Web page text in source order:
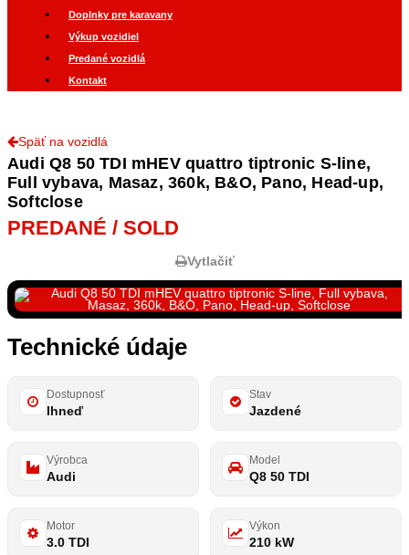
Doplnky pre karavany
Výkup vozidiel
Predané vozidlá
Kontakt
Späť na vozidlá
Audi Q8 50 TDI mHEV quattro tiptronic S-line,
Full vybava, Masaz, 360k, B&O, Pano, Head-up,
Softclose
PREDANÉ / SOLD
Vytlačiť
Technické údaje
Dostupnosť
Ihneď
Stav
Jazdené
Výrobca
Audi
Model
Q8 50 TDI
Motor
3.0 TDI
Výkon
210 kW